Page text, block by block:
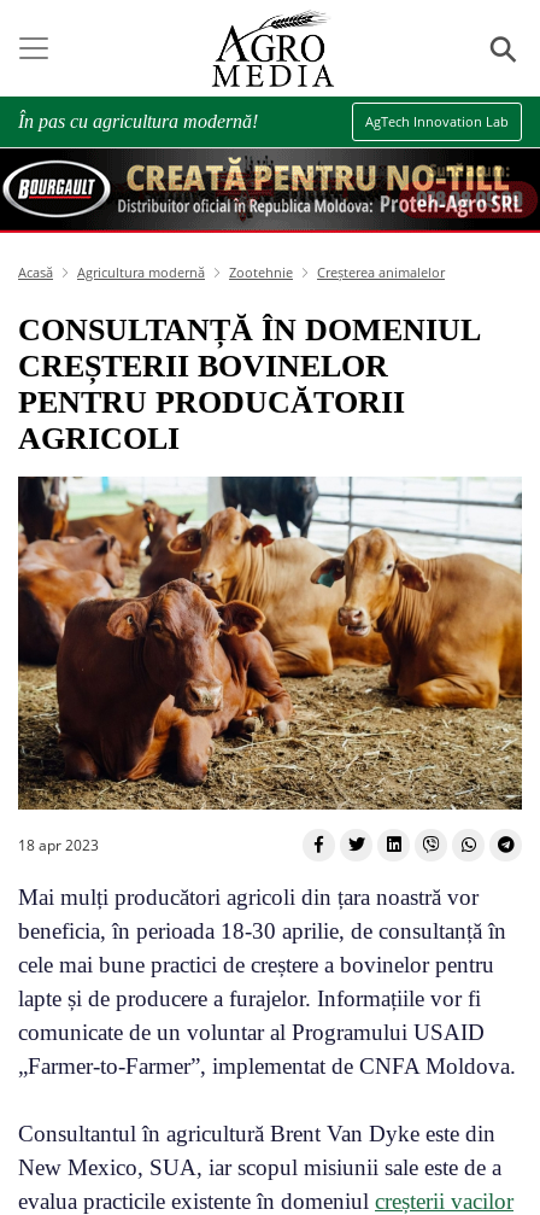
⚲
În pas cu agricultura modernă! AgTech Innovation Lab
Acasă Agricultura modernă Zootehnie Creșterea animalelor
CONSULTANȚĂ ÎN DOMENIUL
CREȘTERII BOVINELOR
PENTRU PRODUCĂTORII
AGRICOLI
18 apr 2023
Mai mulți producători agricoli din țara noastră vor
beneficia, în perioada 18-30 aprilie, de consultanță în
cele mai bune practici de creștere a bovinelor pentru
lapte și de producere a furajelor. Informațiile vor fi
comunicate de un voluntar al Programului USAID
„Farmer-to-Farmer”, implementat de CNFA Moldova.
Consultantul în agricultură Brent Van Dyke este din
New Mexico, SUA, iar scopul misiunii sale este de a
evalua practicile existente în domeniul creșterii vacilor